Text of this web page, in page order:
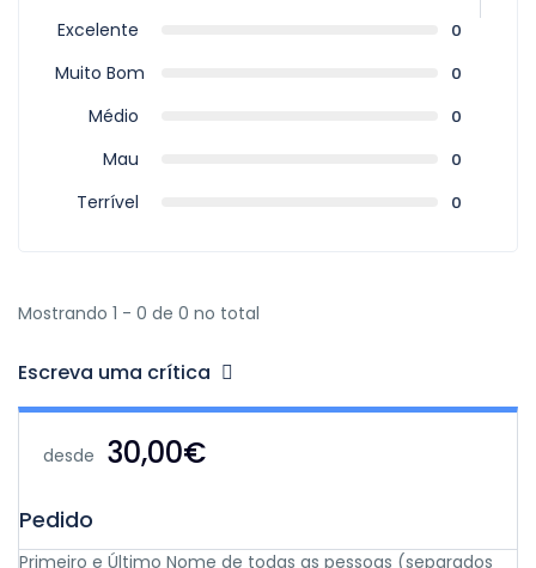
Excelente
0
Muito Bom 0
Médio 0
Mau 0
Terrível 0
Mostrando 1 - 0 de 0 no total
Escreva uma crítica
desde 30,00€
Pedido
Primeiro e Último Nome de todas as pessoas (separados